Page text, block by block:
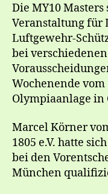
Die MY10
Veranstaltung für
Luftgewehr-
bei
Wochenende vom
Olympiaanlage in
Marcel Körner
1805 e.V. hatte
bei den
München